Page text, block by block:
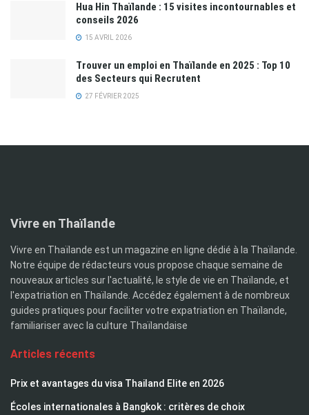
Hua Hin Thaïlande : 15 visites incontournables et
conseils 2026
15 AVRIL 2026
Trouver un emploi en Thaïlande en 2025 : Top 10
des Secteurs qui Recrutent
27 FÉVRIER 2025
Vivre en Thaïlande
Vivre en Thaïlande est un magazine en ligne dédié à la Thaïlande.
Notre équipe de rédacteurs vous propose chaque semaine de
nouveaux articles sur l'actualité, le style de vie en Thaïlande, et
l'expatriation en Thaïlande. Accédez également à de nombreux
guides pratiques pour faciliter votre expatriation en Thaïlande,
familiariser avec la culture Thaïlandaise
Articles récents
Prix et avantages du visa Thailand Elite en 2026
Écoles internationales à Bangkok : critères de choix